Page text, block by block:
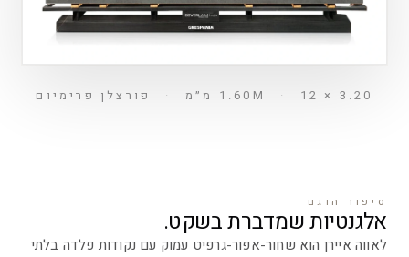
3.20 × 1.60M
· 12 מ״מ · פורצלן פרימיום
סיפור הדגם
אלגנטיות שמדברת בשקט.
לאווה איירן הוא שחור-אפור-גרפיט עמוק עם נקודות פלדה בלתי